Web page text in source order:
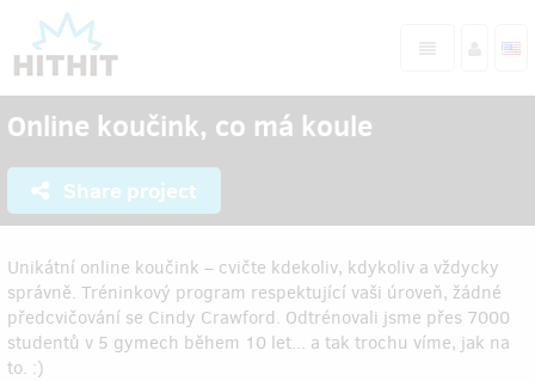
Online koučink, co má koule
Share project
Unikátní online koučink – cvičte kdekoliv, kdykoliv a vždycky
správně. Tréninkový program respektující vaši úroveň, žádné
předcvičování se Cindy Crawford. Odtrénovali jsme přes 7000
studentů v 5 gymech během 10 let... a tak trochu víme, jak na
to. :)